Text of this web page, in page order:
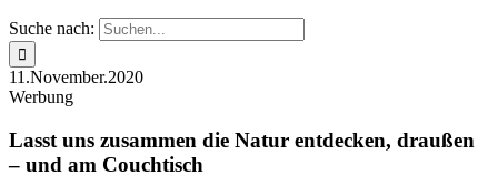
Suche nach:
11.November.2020
Werbung
Lasst uns zusammen die Natur entdecken, draußen
– und am Couchtisch